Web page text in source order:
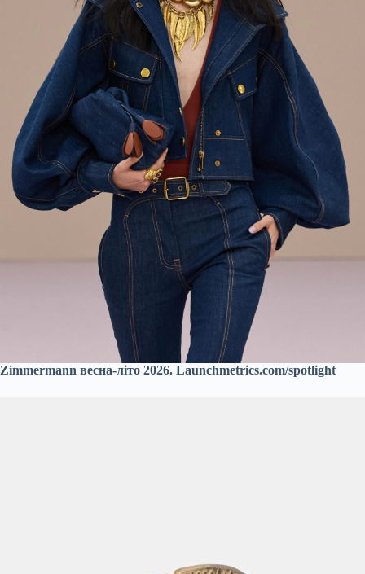
Zimmermann весна-літо 2026. Launchmetrics.com/spotlight